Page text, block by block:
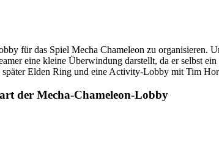
für das Spiel Mecha Chameleon zu
eine kleine Überwindung darstellt, da er selbst
Elden Ring und eine Activity-Lobby mit Tim
der Mecha-Chameleon-Lobby